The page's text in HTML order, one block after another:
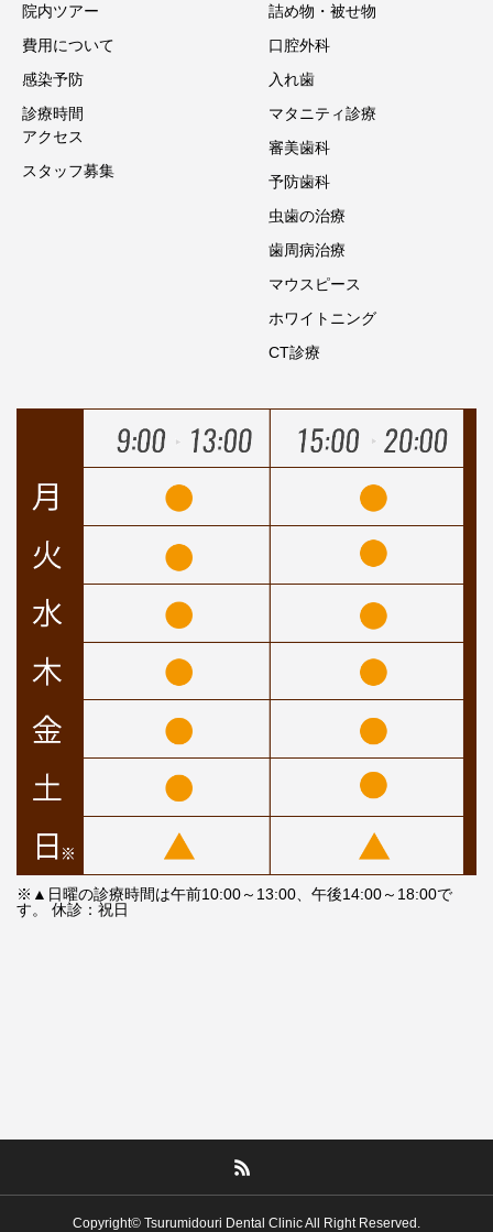
院内ツアー
費用について
感染予防
診療時間
アクセス
スタッフ募集
詰め物・被せ物
口腔外科
入れ歯
マタニティ診療
審美歯科
予防歯科
虫歯の治療
歯周病治療
マウスピース
ホワイトニング
CT診療
※▲日曜の診療時間は午前10:00～13:00、午後14:00～18:00で
す。 休診：祝日
Copyright© Tsurumidouri Dental Clinic All Right Reserved.